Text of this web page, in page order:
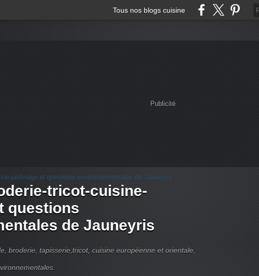
Tous nos blogs cuisine
Publicité
tricot-cuisine-
questions
de Jauneyris
broderie, tapisserie,tricot, cuisine européenne et orientale,